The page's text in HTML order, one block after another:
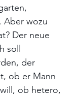
Aber wozu
Der neue
soll
der
ob er Mann
ob hetero,